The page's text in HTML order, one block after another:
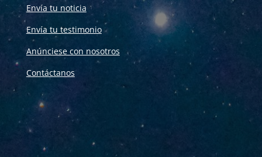
Envía tu noticia
Envía tu testimonio
Anúnciese con nosotros
Contáctanos